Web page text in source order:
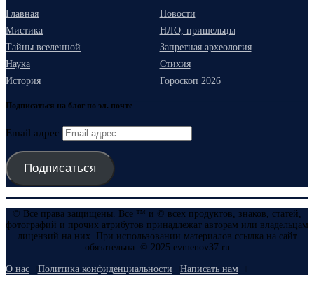
Главная
Новости
Мистика
НЛО, пришельцы
Тайны вселенной
Запретная археология
Наука
Стихия
История
Гороскоп 2026
Подписаться на блог по эл. почте
Email адрес
Подписаться
© Все права защищены. Все ™ и © всех продуктов, знаков, статей,
фотографий и прочих атрибутов принадлежат авторам или владельцам
лицензий на них. При использовании материалов ссылка на сайт
обязательна. © 2025 evmenov37.ru
О нас Политика конфиденциальности Написать нам